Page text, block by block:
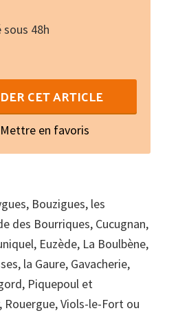
sous 48h
CET ARTICLE
Mettre en favoris
Bouzigues, les
des Bourriques, Cucugnan,
Euzède, La Boulbène,
la Gaure, Gavacherie,
Piquepoul et
Rouergue, Viols-le-Fort ou